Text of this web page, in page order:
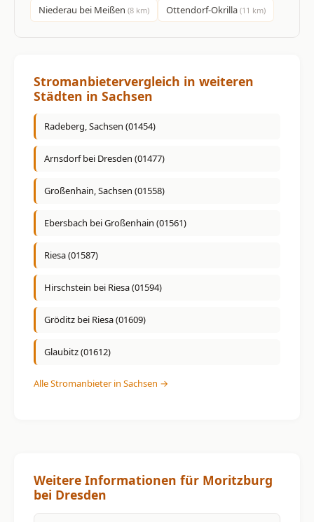
Niederau bei Meißen (8 km) Ottendorf-Okrilla (11 km)
Stromanbietervergleich in weiteren
Städten in Sachsen
Radeberg, Sachsen (01454)
Arnsdorf bei Dresden (01477)
Großenhain, Sachsen (01558)
Ebersbach bei Großenhain (01561)
Riesa (01587)
Hirschstein bei Riesa (01594)
Gröditz bei Riesa (01609)
Glaubitz (01612)
Alle Stromanbieter in Sachsen →
Weitere Informationen für Moritzburg
bei Dresden